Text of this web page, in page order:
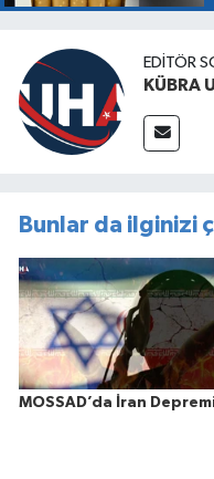
EDİTÖR
KÜBRA
Bunlar da ilginizi
MOSSAD’da İran